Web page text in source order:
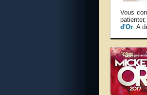
Vous
d'Or. A